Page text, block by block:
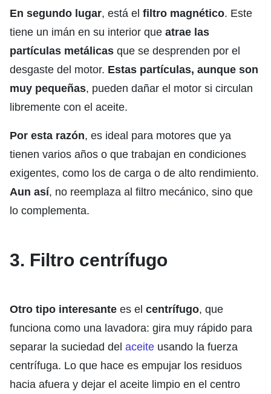
En segundo lugar, está el filtro magnético. Este
tiene un imán en su interior que atrae las
partículas metálicas que se desprenden por el
desgaste del motor. Estas partículas, aunque son
muy pequeñas, pueden dañar el motor si circulan
libremente con el aceite.
Por esta razón, es ideal para motores que ya
tienen varios años o que trabajan en condiciones
exigentes, como los de carga o de alto rendimiento.
Aun así, no reemplaza al filtro mecánico, sino que
lo complementa.
3. Filtro centrífugo
Otro tipo interesante es el centrífugo, que
funciona como una lavadora: gira muy rápido para
separar la suciedad del aceite usando la fuerza
centrífuga. Lo que hace es empujar los residuos
hacia afuera y dejar el aceite limpio en el centro